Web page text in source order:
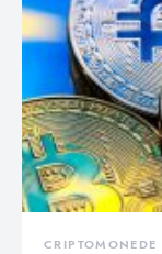
CRIPTOMONEDE